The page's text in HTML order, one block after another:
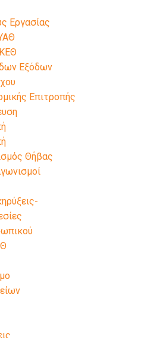
Εργασίας
Εξόδων
Επιτροπής
Θήβας